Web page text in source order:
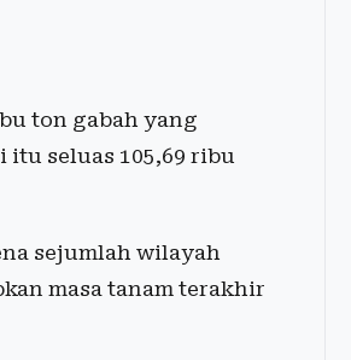
ton gabah yang
seluas 105,69 ribu
sejumlah wilayah
masa tanam terakhir